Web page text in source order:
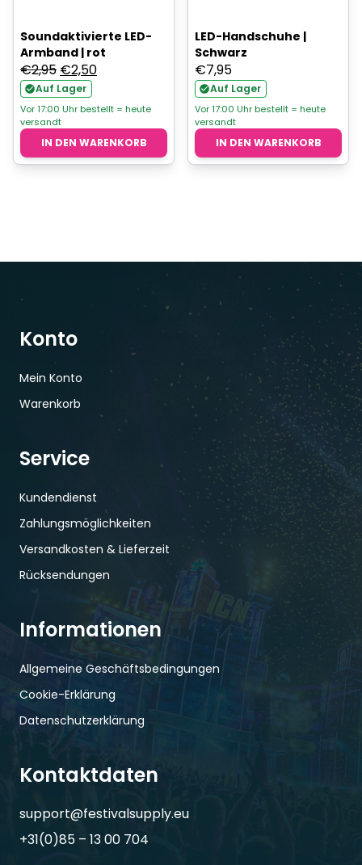
Soundaktivierte LED-
Armband | rot
€2,95 Ursprünglicher
Preis
war:
€2,95
€2,50Aktueller
ist:
€2,50.
Auf Lager
Vor 17:00 Uhr bestellt = heute
versandt
IN DEN WARENKORB
LED-Handschuhe |
Schwarz
€7,95
Auf Lager
Vor 17:00 Uhr bestellt = heute
versandt
IN DEN WARENKORB
Konto
Mein Konto
Warenkorb
Service
Kundendienst
Zahlungsmöglichkeiten
Versandkosten & Lieferzeit
Rücksendungen
Informationen
Allgemeine Geschäftsbedingungen
Cookie-Erklärung
Datenschutzerklärung
Kontaktdaten
support@festivalsupply.eu
+31(0)85 – 13 00 704